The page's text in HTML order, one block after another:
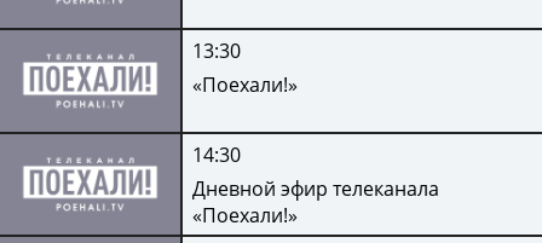
13:30
«Поехали!»
14:30
Дневной эфир телеканала
«Поехали!»